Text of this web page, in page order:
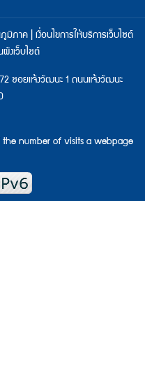
มิภาค |เงื่อนไขการให้บริการเว็บไซต์
งเว็บไซต์
ซอยแจ้งวัฒนะ 1 ถนนแจ้งวัฒนะ